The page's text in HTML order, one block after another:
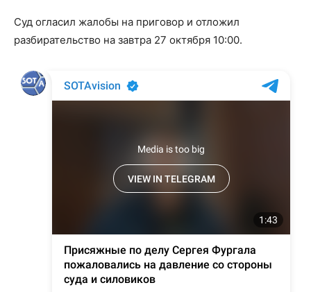
Суд огласил жалобы на приговор и отложил
разбирательство на завтра 27 октября 10:00.